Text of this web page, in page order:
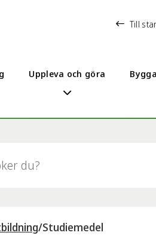
Till
Uppleva och göra
/Studiemedel